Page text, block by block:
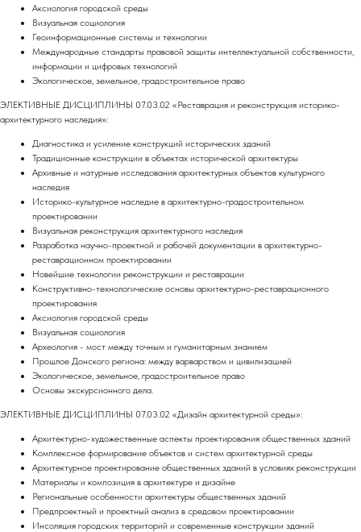
Аксиология городской среды
Визуальная социология
Геоинформационные системы и технологии
Международные стандарты правовой защиты интеллектуальной собственности,
информации и цифровых технологий
Экологическое, земельное, градостроительное право
ЭЛЕКТИВНЫЕ ДИСЦИПЛИНЫ 07.03.02 «Реставрация и реконструкция историко-
архитектурного наследия»:
Диагностика и усиление конструкций исторических зданий
Традиционные конструкции в объектах исторической архитектуры
Архивные и натурные исследования архитектурных объектов культурного
наследия
Историко-культурное наследие в архитектурно-градостроительном
проектировании
Визуальная реконструкция архитектурного наследия
Разработка научно-проектной и рабочей документации в архитектурно-
реставрационном проектировании
Новейшие технологии реконструкции и реставрации
Конструктивно-технологические основы архитектурно-реставрационного
проектирования
Аксиология городской среды
Визуальная социология
Археология - мост между точным и гуманитарным знанием
Прошлое Донского региона: между варварством и цивилизацией
Экологическое, земельное, градостроительное право
Основы экскурсионного дела.
ЭЛЕКТИВНЫЕ ДИСЦИПЛИНЫ 07.03.02 «Дизайн архитектурной среды»:
Архитектурно-художественные аспекты проектирования общественных зданий
Комплексное формирование объектов и систем архитектурной среды
Архитектурное проектирование общественных зданий в условиях реконструкции
Материалы и композиция в архитектуре и дизайне
Региональные особенности архитектуры общественных зданий
Предпроектный и проектный анализ в средовом проектировании
Инсоляция городских территорий и современные конструкции зданий